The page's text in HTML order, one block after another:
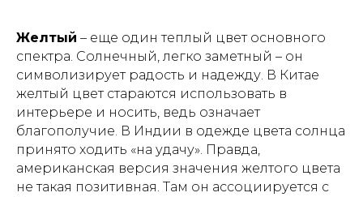
Желтый – еще один теплый цвет основного
спектра. Солнечный, легко заметный – он
символизирует радость и надежду. В Китае
желтый цвет стараются использовать в
интерьере и носить, ведь означает
благополучие. В Индии в одежде цвета солнца
принято ходить «на удачу». Правда,
американская версия значения желтого цвета
не такая позитивная. Там он ассоциируется с